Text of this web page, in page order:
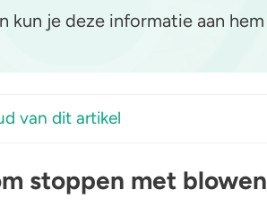
Crack
kun je deze informatie aan
van dit artikel
stoppen met blowen?
stoppen met